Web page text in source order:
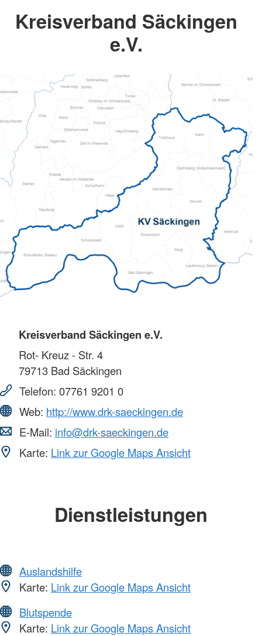
Kreisverband Säckingen
e.V.
Kreisverband Säckingen e.V.
Rot- Kreuz - Str. 4
79713 Bad Säckingen
Telefon: 07761 9201 0
Web: http://www.drk-saeckingen.de
E-Mail: info@drk-saeckingen.de
Karte: Link zur Google Maps Ansicht
Dienstleistungen
Auslandshilfe
Karte: Link zur Google Maps Ansicht
Blutspende
Karte: Link zur Google Maps Ansicht